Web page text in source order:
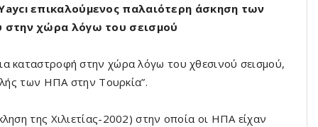
επικαλούμενος παλαιότερη άσκηση των
στην χώρα λόγω του σεισμού
καταστροφή στην χώρα λόγω του χθεσινού σεισμού,
των ΗΠΑ στην Τουρκία”.
της Χιλιετίας-2002) στην οποία οι ΗΠΑ είχαν